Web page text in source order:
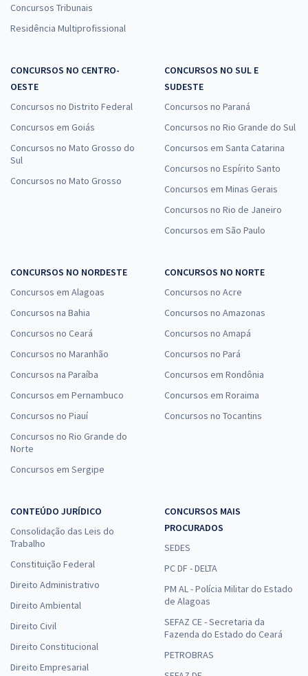
Concursos Tribunais
Residência Multiprofissional
CONCURSOS NO CENTRO-
OESTE
Concursos no Distrito Federal
Concursos em Goiás
Concursos no Mato Grosso do
Sul
Concursos no Mato Grosso
CONCURSOS NO SUL E
SUDESTE
Concursos no Paraná
Concursos no Rio Grande do Sul
Concursos em Santa Catarina
Concursos no Espírito Santo
Concursos em Minas Gerais
Concursos no Rio de Janeiro
Concursos em São Paulo
CONCURSOS NO NORDESTE
Concursos em Alagoas
Concursos na Bahia
Concursos no Ceará
Concursos no Maranhão
Concursos na Paraíba
Concursos em Pernambuco
Concursos no Piauí
Concursos no Rio Grande do
Norte
Concursos em Sergipe
CONCURSOS NO NORTE
Concursos no Acre
Concursos no Amazonas
Concursos no Amapá
Concursos no Pará
Concursos em Rondônia
Concursos em Roraima
Concursos no Tocantins
CONTEÚDO JURÍDICO
Consolidação das Leis do
Trabalho
Constituição Federal
Direito Administrativo
Direito Ambiental
Direito Civil
Direito Constitucional
Direito Empresarial
CONCURSOS MAIS
PROCURADOS
SEDES
PC DF - DELTA
PM AL - Polícia Militar do Estado
de Alagoas
SEFAZ CE - Secretaria da
Fazenda do Estado do Ceará
PETROBRAS